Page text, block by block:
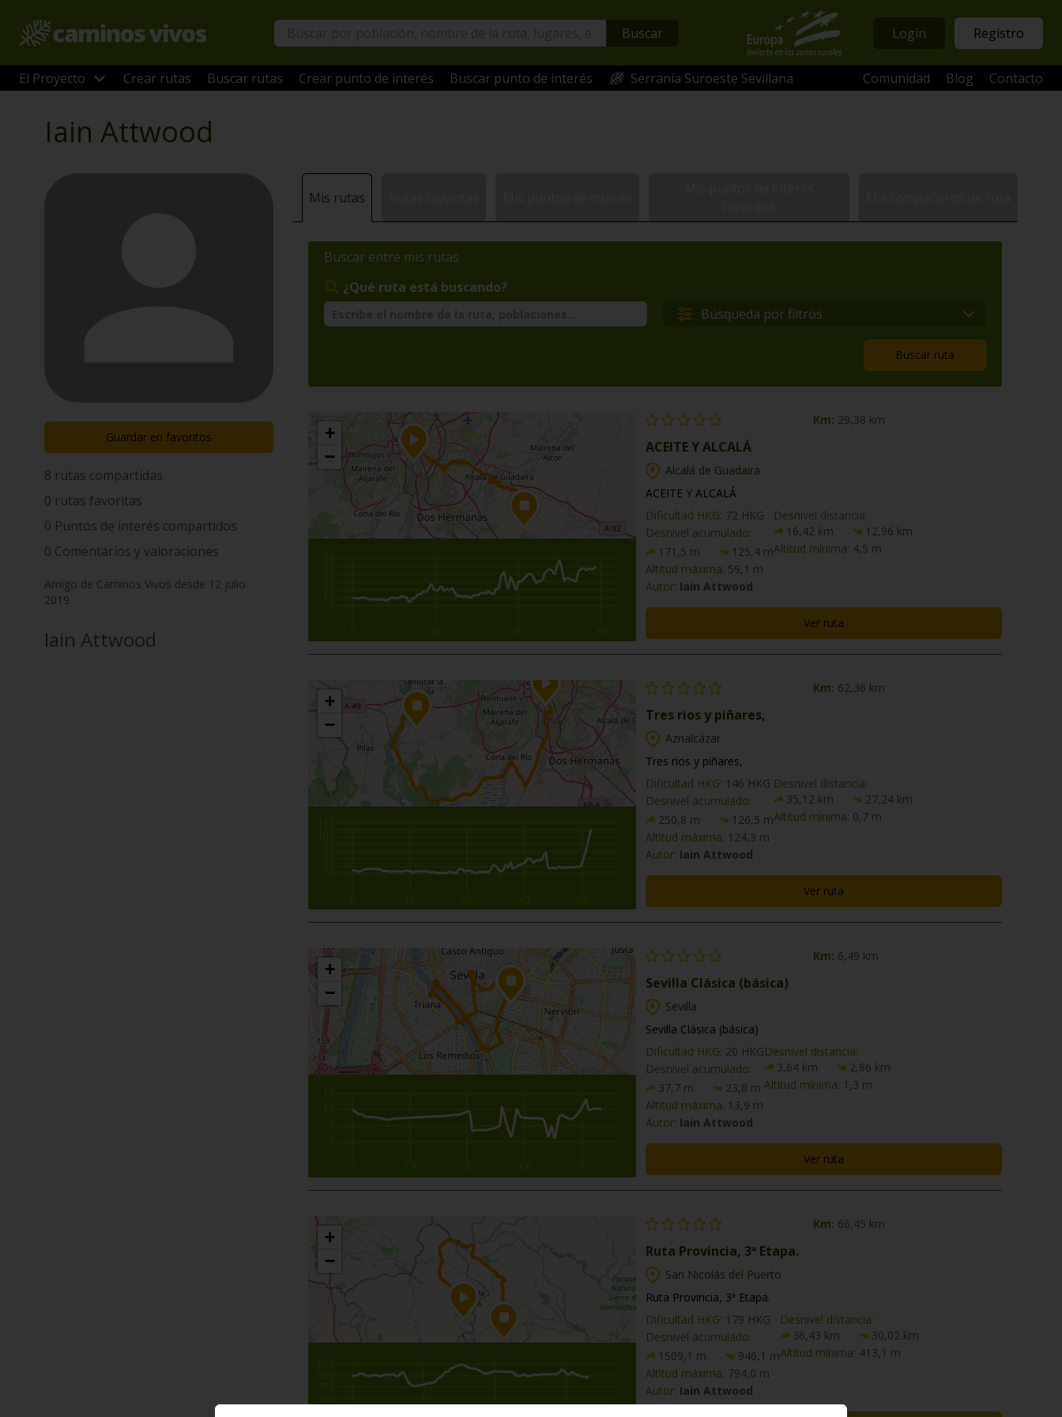
Buscar Login Registro
El Proyecto Crear rutas Buscar rutas Crear punto de interés Buscar punto de interés Serranía Suroeste Sevillana Comunidad Blog Contacto
Iain Attwood
Guardar en favoritos
8 rutas compartidas
0 rutas favoritas
0 Puntos de interés compartidos
0 Comentarios y valoraciones
Amigo de Caminos Vivos desde 12 julio
2019
Iain Attwood
Mis rutas
Buscar entre mis rutas
¿Qué ruta está buscando?
Búsqueda por filtros
Buscar ruta
+
−
Km: 29,38 km
ACEITE Y ALCALÁ
Alcalá de Guadaira
ACEITE Y ALCALÁ
Dificultad HKG: 72 HKG
Desnivel acumulado:
171,5 m
125,4 m
Altitud máxima: 59,1 m
Desnivel distancia:
16,42 km
12,96 km
Altitud mínima: 4,5 m
Autor: Iain Attwood
Ver ruta
+
−
Km: 62,36 km
Tres rios y piñares,
Aznalcázar
Tres rios y piñares,
Dificultad HKG: 146 HKG
Desnivel acumulado:
250,8 m
126,5 m
Altitud máxima: 124,3 m
Desnivel distancia:
35,12 km
27,24 km
Altitud mínima: 0,7 m
Autor: Iain Attwood
Ver ruta
+
−
Km: 6,49 km
Sevilla Clásica (básica)
Sevilla
Sevilla Clásica (básica)
Dificultad HKG: 20 HKG
Desnivel acumulado:
37,7 m
23,8 m
Altitud máxima: 13,9 m
Desnivel distancia:
3,64 km
2,86 km
Altitud mínima: 1,3 m
Autor: Iain Attwood
Ver ruta
+
−
Km: 66,45 km
Ruta Provincia, 3ª Etapa.
San Nicolás del Puerto
Ruta Provincia, 3ª Etapa.
Dificultad HKG: 179 HKG
Desnivel acumulado:
1509,1 m
946,1 m
Altitud máxima: 794,0 m
Desnivel distancia:
36,43 km
30,02 km
Altitud mínima: 413,1 m
Autor: Iain Attwood